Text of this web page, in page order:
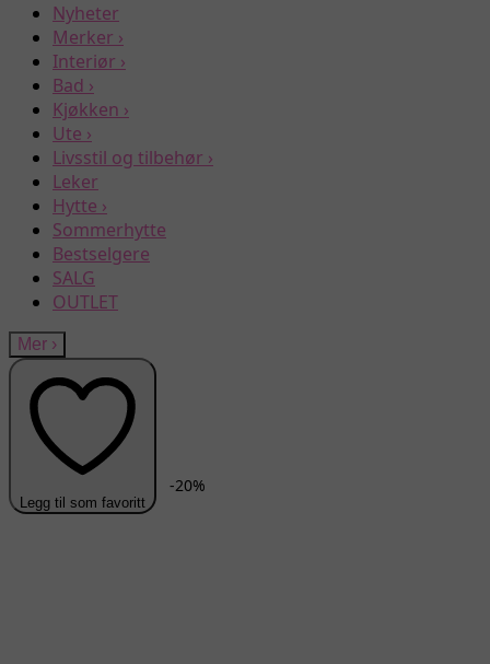
Nyheter
Merker ›
Interiør ›
Bad ›
Kjøkken ›
Ute ›
Livsstil og tilbehør ›
Leker
Hytte ›
Sommerhytte
Bestselgere
SALG
OUTLET
Mer ›
Legg til som favoritt
-20%